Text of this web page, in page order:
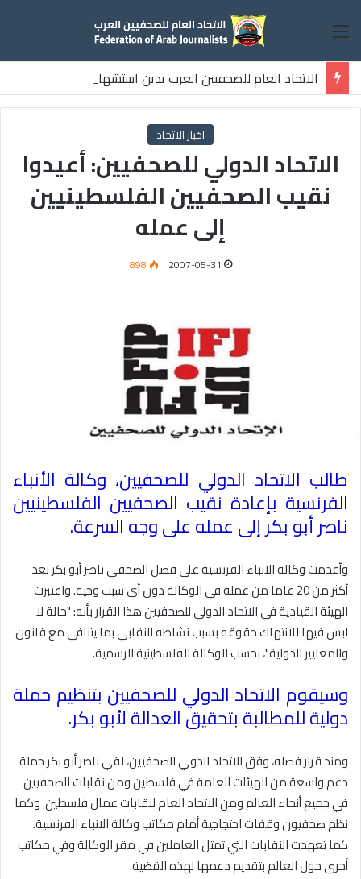
القائمة
الاتحاد العام للصحفيين العرب يدين استشهاد
ثلاثة صحفيين فلسطينيين باستهداف إسرائيلي وسط قطاع غزة
اخبار الاتحاد
الاتحاد الدولي للصحفيين: أعيدوا
نقيب الصحفيين الفلسطينيين
إلى عمله
2007-05-31
898
طالب الاتحاد الدولي للصحفيين، وكالة الأنباء
الفرنسية بإعادة نقيب الصحفيين الفلسطينيين
ناصر أبو بكر إلى عمله على وجه السرعة.
وأقدمت وكالة الانباء الفرنسية على فصل الصحفي ناصر أبو بكر بعد
أكثر من 20 عاما من عمله في الوكالة دون أي سبب وجية. واعتبرت
الهيئة القيادية في الاتحاد الدولي للصحفيين هذا القرار بأنه: "حالة لا
لبس فيها للانتهاك حقوقه بسبب نشاطه النقابي بما يتنافى مع قانون
والمعايير الدولية"، بحسب الوكالة الفلسطينية الرسمية.
وسيقوم الاتحاد الدولي للصحفيين بتنظيم حملة
دولية للمطالبة بتحقيق العدالة لأبو بكر.
ومنذ قرار فصله، وفق الاتحاد الدولي للصحفيين، لقي ناصر أبو بكر حملة
دعم واسعة من الهيئات العامة في فلسطين ومن نقابات الصحفيين
في جميع أنحاء العالم ومن الاتحاد العام لنقابات عمال فلسطين. وكما
نظم صحفيون وقفات احتجاجية أمام مكاتب وكالة الانباء الفرنسية.
كما تعهدت النقابات التي تمثل العاملين في مقر الوكالة وفي مكاتب
أخرى حول العالم بتقديم دعمها لهذه القضية.